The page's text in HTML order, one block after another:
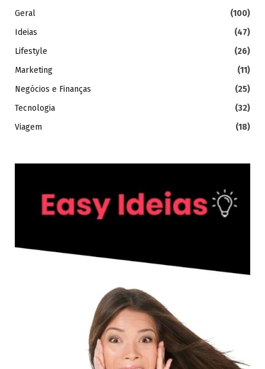
Geral
(100)
Ideias
(47)
Lifestyle
(26)
Marketing
(11)
Negócios e Finanças
(25)
Tecnologia
(32)
Viagem
(18)